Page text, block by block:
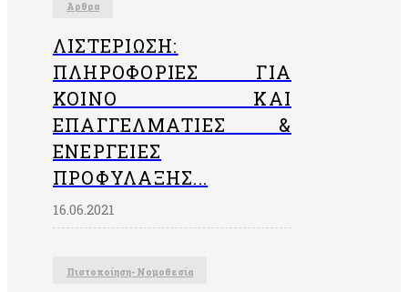
Άρθρα
ΛΙΣΤΕΡΊΩΣΗ:
ΠΛΗΡΟΦΟΡΊΕΣ ΓΙΑ
ΚΟΙΝΌ ΚΑΙ
ΕΠΑΓΓΕΛΜΑΤΊΕΣ &
ΕΝΈΡΓΕΙΕΣ
ΠΡΟΦΎΛΑΞΗΣ...
16.06.2021
Πιστοποίηση- Νομοθεσία